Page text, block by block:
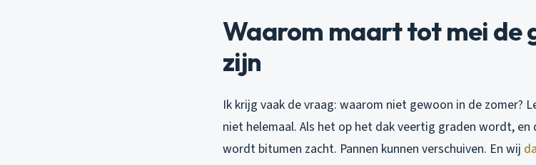
Waarom maart tot mei de
zijn
Ik krijg vaak de vraag: waarom niet gewoon in de zomer?
niet helemaal. Als het op het dak veertig graden wordt,
wordt bitumen zacht. Pannen kunnen verschuiven. En wij